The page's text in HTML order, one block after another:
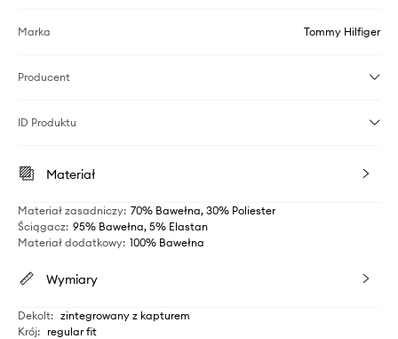
Marka Tommy Hilfiger
Producent
ID Produktu
Materiał
Materiał zasadniczy: 70% Bawełna, 30% Poliester
Ściągacz: 95% Bawełna, 5% Elastan
Materiał dodatkowy: 100% Bawełna
Wymiary
Dekolt: zintegrowany z kapturem
Krój: regular fit